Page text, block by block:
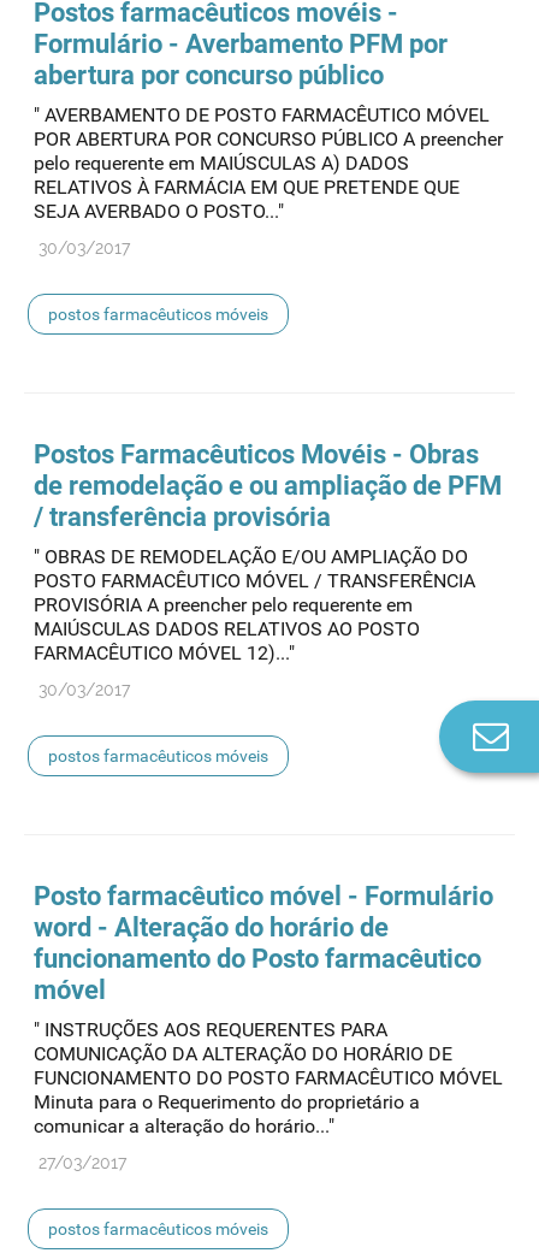
Postos farmacêuticos movéis -
Formulário - Averbamento PFM por
abertura por concurso público
" AVERBAMENTO DE POSTO FARMACÊUTICO MÓVEL
POR ABERTURA POR CONCURSO PÚBLICO A preencher
pelo requerente em MAIÚSCULAS A) DADOS
RELATIVOS À FARMÁCIA EM QUE PRETENDE QUE
SEJA AVERBADO O POSTO..."
30/03/2017
postos farmacêuticos móveis
Postos Farmacêuticos Movéis - Obras
de remodelação e ou ampliação de PFM
/ transferência provisória
" OBRAS DE REMODELAÇÃO E/OU AMPLIAÇÃO DO
POSTO FARMACÊUTICO MÓVEL / TRANSFERÊNCIA
PROVISÓRIA A preencher pelo requerente em
MAIÚSCULAS DADOS RELATIVOS AO POSTO
FARMACÊUTICO MÓVEL 12)..."
30/03/2017
postos farmacêuticos móveis
Posto farmacêutico móvel - Formulário
word - Alteração do horário de
funcionamento do Posto farmacêutico
móvel
" INSTRUÇÕES AOS REQUERENTES PARA
COMUNICAÇÃO DA ALTERAÇÃO DO HORÁRIO DE
FUNCIONAMENTO DO POSTO FARMACÊUTICO MÓVEL
Minuta para o Requerimento do proprietário a
comunicar a alteração do horário..."
27/03/2017
postos farmacêuticos móveis